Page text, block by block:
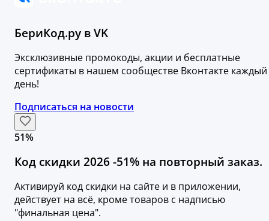
БериКод.ру в VK
Эксклюзивные промокоды, акции и бесплатные
сертификаты в нашем сообществе Вконтакте каждый
день!
Подписаться на новости
51%
Код скидки 2026 -51% на повторный заказ.
Активируй код скидки на сайте и в приложении,
действует на всё, кроме товаров с надписью
"финальная цена".